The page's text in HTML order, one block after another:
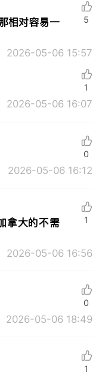
相对容易一
2026-05-06 15:57
5
2026-05-06 16:07
1
2026-05-06 16:12
0
拿大的不需
2026-05-06 16:56
1
2026-05-06 18:49
0
1